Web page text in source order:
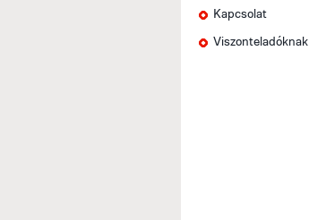
Kapcsolat
Viszonteladóknak